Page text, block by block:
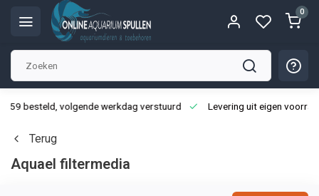
0
besteld, volgende werkdag verstuurd Levering uit eigen
Terug
Aquael filtermedia